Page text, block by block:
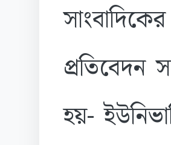
প্রতিবেদন
হয়-